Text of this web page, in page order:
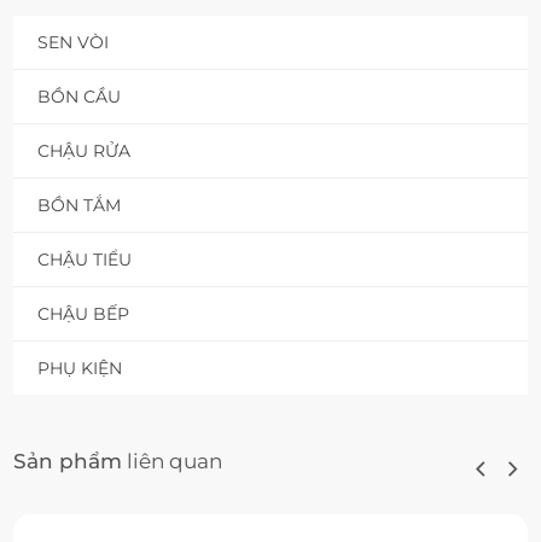
SEN VÒI
BỒN CẦU
CHẬU RỬA
BỒN TẮM
CHẬU TIỂU
CHẬU BẾP
PHỤ KIỆN
Sản phẩm liên quan